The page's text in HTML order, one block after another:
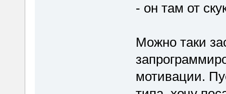
- он там от
Можно таки
мотивации.